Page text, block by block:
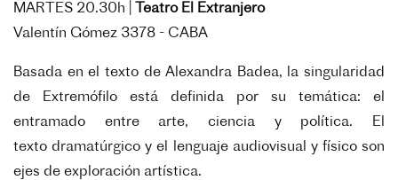
MARTES 20.30h |
Teatro El Extranjero
Valentín Gómez 3378 - CABA
Basada en el texto de Alexandra Badea, la singularidad
de Extremófilo está definida por su temática: el
entramado entre arte, ciencia y política. El
textodramatúrgico y el lenguaje audiovisual y físico son
ejes de exploración artística.